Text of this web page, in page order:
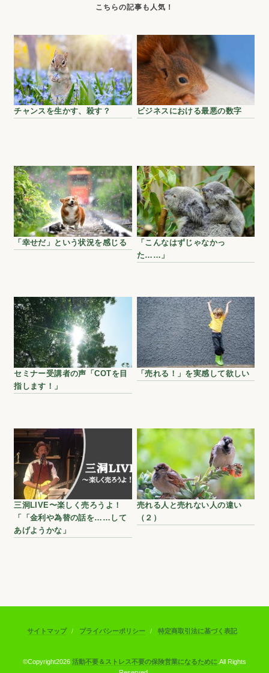
チャンスを生かす、殺す？ ビジネスにおける最悪の数字
「幸せだ」という状況を感じる
「こんなはずじゃなかっ
た……」
セミナー受講者の声「COTを目
指します！」
「売れる！」を実感して欲しい
三洞LIVE〜楽しく売ろうよ！
「「金利や為替の話を……して
あげようかな」
売れる人と売れない人の違い
（２）
サイトマップ プライバシーポリシー 特定商取引法に基づく表記
©Copyright2026 活動不要＆ストレス不要の保険営業になるために .All Rights